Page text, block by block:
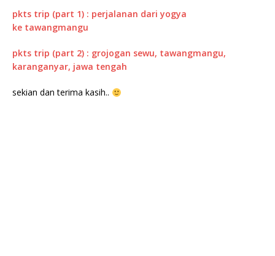
pkts trip (part 1) : perjalanan dari yogya
ke tawangmangu
pkts trip (part 2) : grojogan sewu, tawangmangu,
karanganyar, jawa tengah
sekian dan terima kasih..